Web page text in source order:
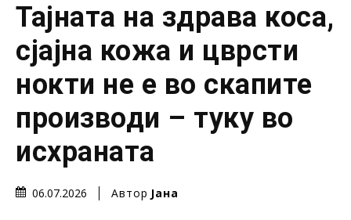
Тајната на здрава коса,
сјајна кожа и цврсти
нокти не е во скапите
производи – туку во
исхраната
06.07.2026 Автор Јана